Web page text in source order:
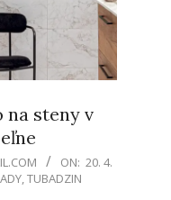
na steny v
ON: 20. 4.
,TUBADZIN